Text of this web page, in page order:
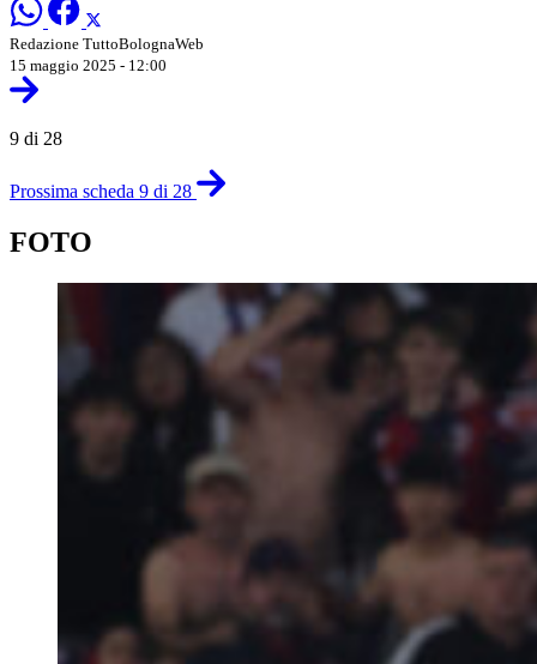
Redazione TuttoBolognaWeb
15 maggio 2025 - 12:00
9 di 28
Prossima scheda 9 di 28
FOTO